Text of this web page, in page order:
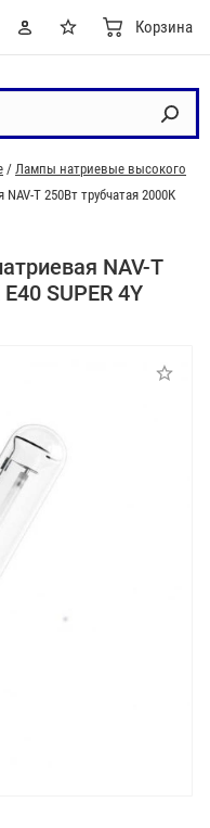
Корзина
/ Лампы натриевые высокого
T 250Вт трубчатая 2000К
NAV-T
SUPER 4Y